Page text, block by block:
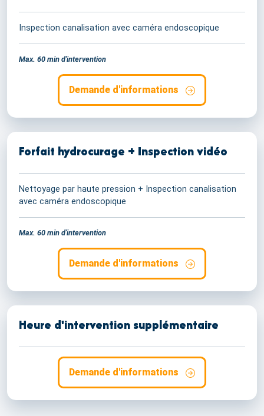
Inspection canalisation avec caméra endoscopique
Max. 60 min d'intervention
Demande d'informations
Forfait hydrocurage + Inspection vidéo
Nettoyage par haute pression + Inspection canalisation
avec caméra endoscopique
Max. 60 min d'intervention
Demande d'informations
Heure d'intervention supplémentaire
Demande d'informations